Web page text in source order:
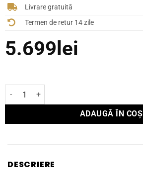
Livrare gratuită
Termen de retur 14 zile
5.699 lei
Cantitate Streamer Innuos PulseMINI
ADAUGĂ ÎN COȘ
DESCRIERE